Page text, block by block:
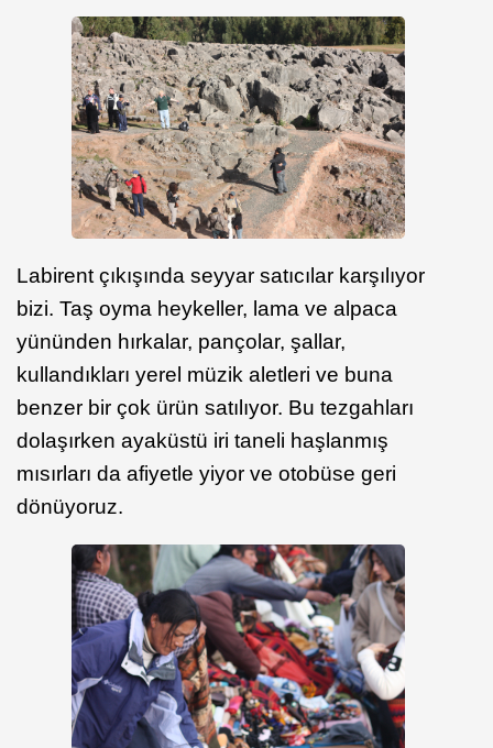
Labirent çıkışında seyyar satıcılar karşılıyor
bizi. Taş oyma heykeller, lama ve alpaca
yününden hırkalar, pançolar, şallar,
kullandıkları yerel müzik aletleri ve buna
benzer bir çok ürün satılıyor. Bu tezgahları
dolaşırken ayaküstü iri taneli haşlanmış
mısırları da afiyetle yiyor ve otobüse geri
dönüyoruz.